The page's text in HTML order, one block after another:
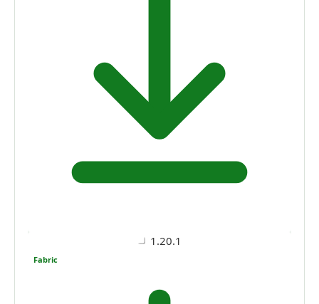
1.20.1
Fabric